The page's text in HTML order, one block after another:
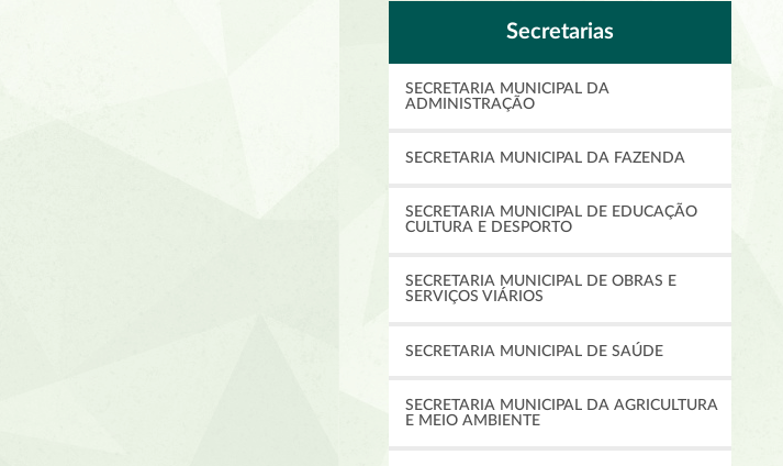
Secretarias
SECRETARIA MUNICIPAL DA
ADMINISTRAÇÃO
SECRETARIA MUNICIPAL DA FAZENDA
SECRETARIA MUNICIPAL DE EDUCAÇÃO
CULTURA E DESPORTO
SECRETARIA MUNICIPAL DE OBRAS E
SERVIÇOS VIÁRIOS
SECRETARIA MUNICIPAL DE SAÚDE
SECRETARIA MUNICIPAL DA AGRICULTURA
E MEIO AMBIENTE